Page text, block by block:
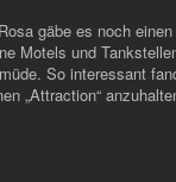
gäbe es noch
Motels und
So interessant
„Attraction“